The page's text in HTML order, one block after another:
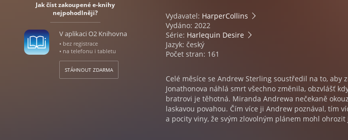
Jak číst zakoupené e-knihy
nejpohodlněji?
V aplikaci O2 Knihovna
• bez registrace
• na telefonu i tabletu
STÁHNOUT ZDARMA
Vydavatel: HarperCollins
Vydáno: 2022
Série: Harlequin Desire
Jazyk: český
Počet stran: 161
Celé měsíce se Andrew Sterling soustředil na to, aby
Jonathonova náhlá smrt všechno změnila, obzvlášť
bratrovi je těhotná. Miranda Andrewa nečekaně
laskavou povahou. Čím více ji Andrew poznával, tím
a pocity viny, že svým zlovolným plánem mohl